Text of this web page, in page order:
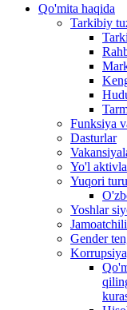
Qo'mita haqida
Tarkibiy
Funksiya
Dasturlar
Yo'l
Yuqori
Yoshlar
Gender